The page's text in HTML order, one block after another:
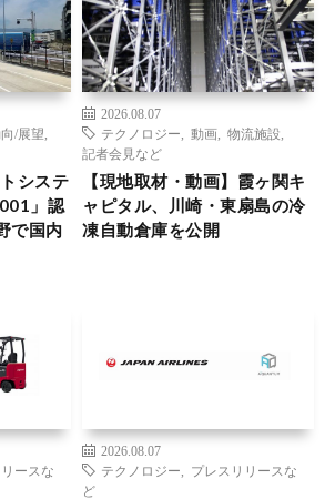
/展望
システ
」認
で国内
2026.08.07
テクノロジー
動画 物流施設
記者会見など
【現地取材・動画】霞ヶ関キ
ャピタル、川崎・東扇島の冷
凍自動倉庫を公開
ースな
2026.08.07
テクノロジー
プレスリリースな
ど